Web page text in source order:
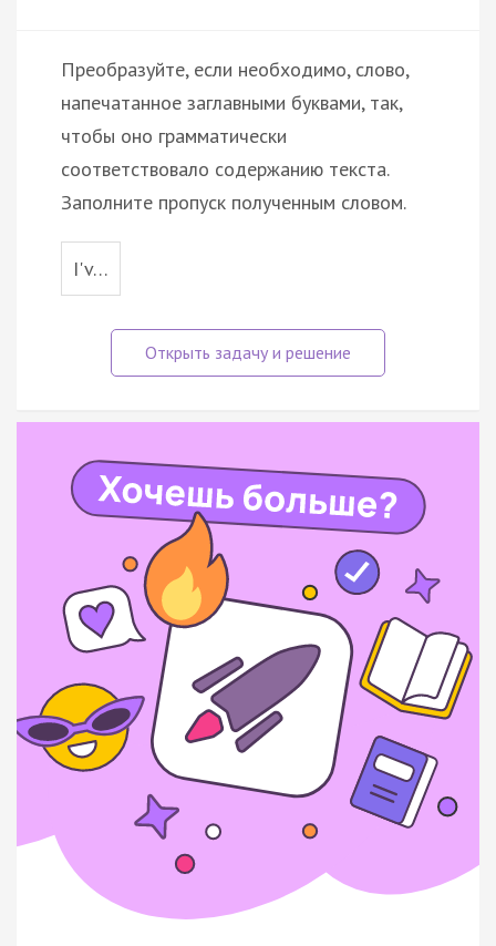
Преобразуйте, если необходимо, слово,
напечатанное заглавными буквами, так,
чтобы оно грамматически
соответствовало содержанию текста.
Заполните пропуск полученным словом.
I'v…